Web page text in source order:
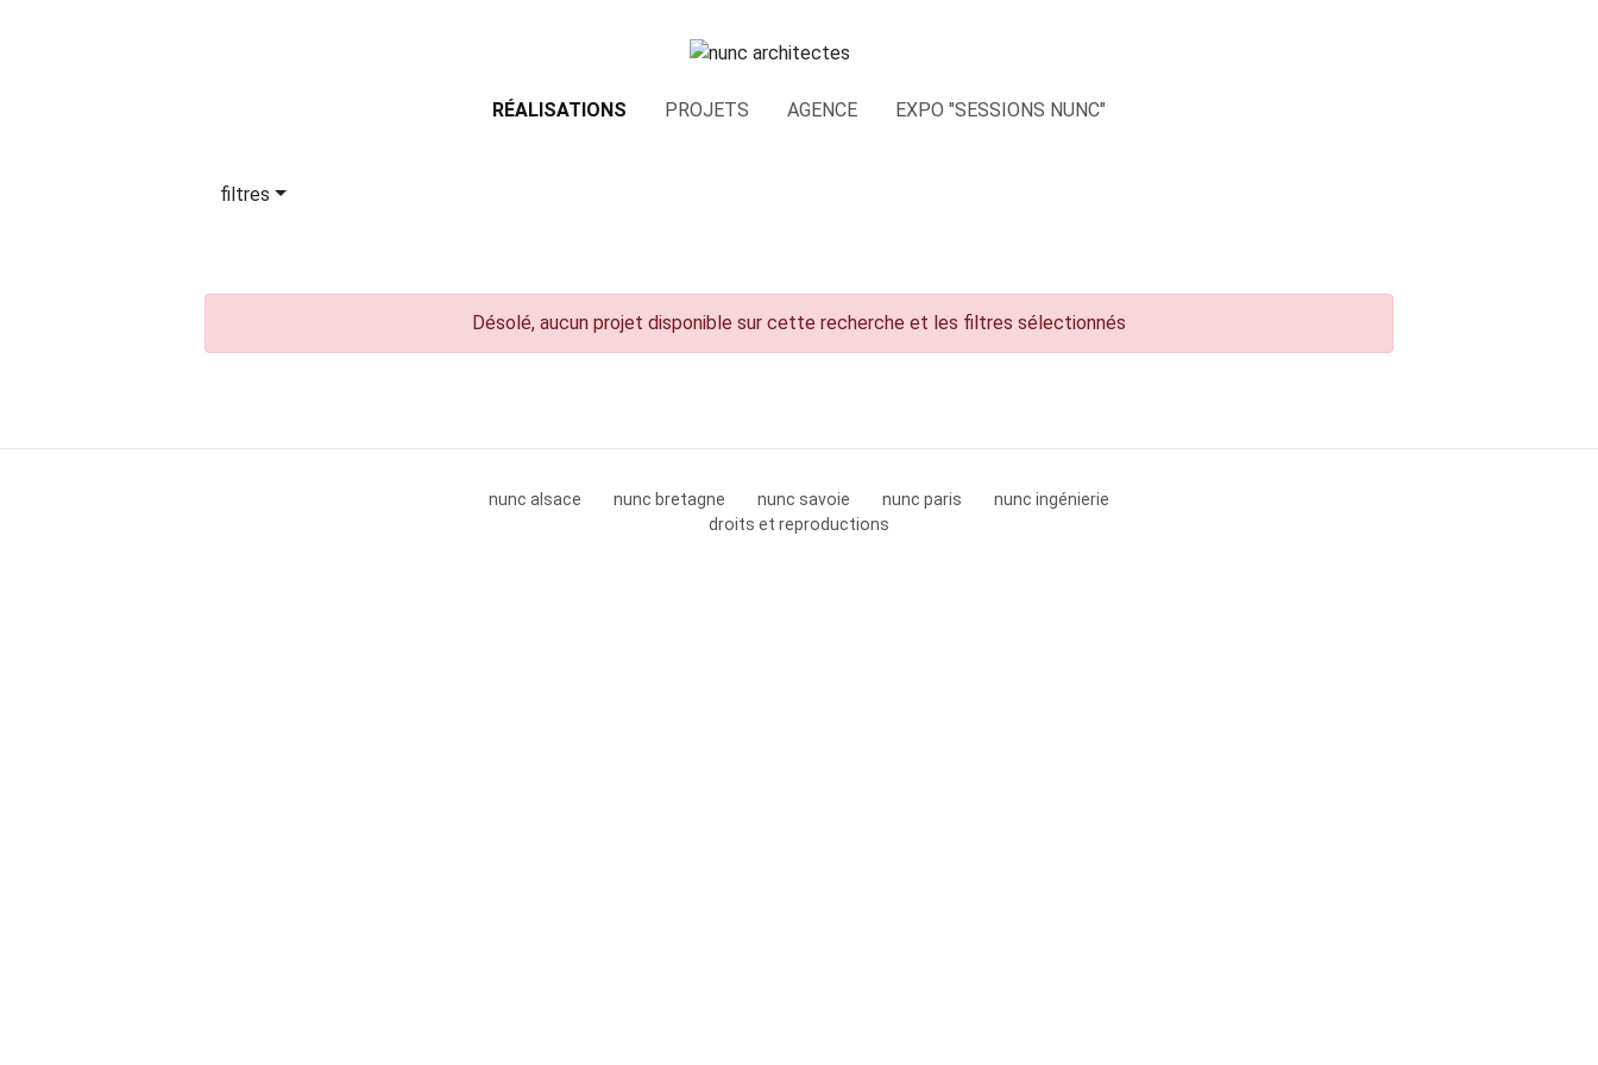
RÉALISATIONS PROJETS AGENCE EXPO "SESSIONS NUNC"
filtres
Désolé, aucun projet disponible sur cette recherche et les filtres sélectionnés
nunc alsace nunc bretagne nunc savoie nunc paris
nunc ingénierie
droits et reproductions